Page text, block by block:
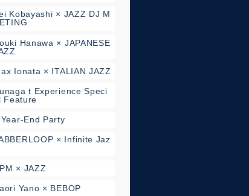
Kobayashi × JAZZ DJ M
Hanawa × JAPANESE
Ionata × ITALIAN JAZZ
t Experience Speci
Feature
End Party
× Infinite Jaz
× JAZZ
Yano × BEBOP